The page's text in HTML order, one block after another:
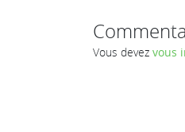
Vous devez vous